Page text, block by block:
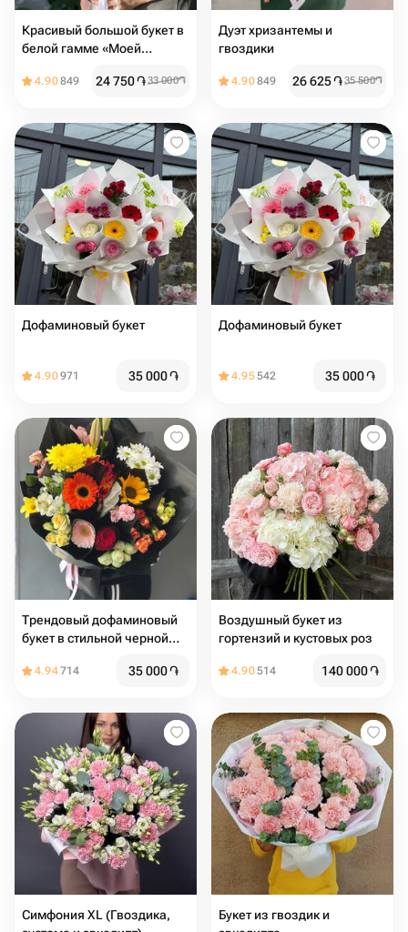
Красивый большой букет в
белой гамме «Моей
4.90849 24 750֏33 000֏
Дуэт хризантемы и
гвоздики
4.90849 26 625֏35 500֏
Дофаминовый букет
4.90971 35 000֏
Дофаминовый букет
4.95542 35 000֏
Трендовый дофаминовый
букет в стильной черной
4.94714 35 000֏
Воздушный букет из
гортензий и кустовых роз
4.90514 140 000֏
Симфония XL (Гвоздика,
Букет из гвоздик и